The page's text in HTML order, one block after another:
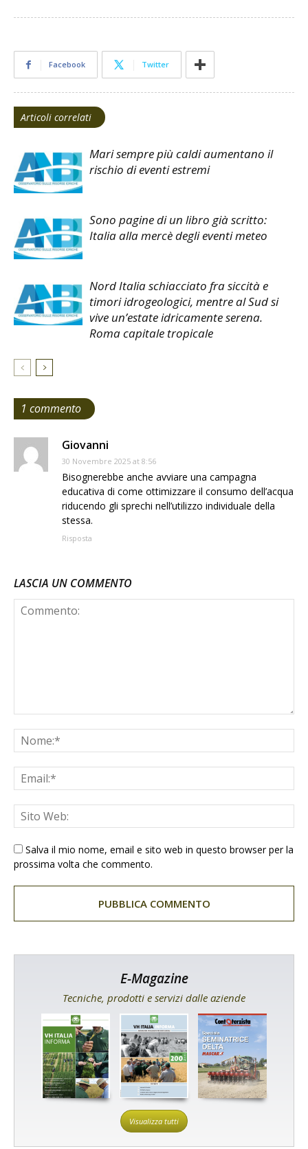
Facebook Twitter
Articoli correlati
Mari sempre più caldi aumentano il
rischio di eventi estremi
Sono pagine di un libro già scritto:
Italia alla mercè degli eventi meteo
Nord Italia schiacciato fra siccità e
timori idrogeologici, mentre al Sud si
vive un’estate idricamente serena.
Roma capitale tropicale
1 commento
Giovanni
30 Novembre 2025 at 8:56
Bisognerebbe anche avviare una campagna
educativa di come ottimizzare il consumo dell’acqua
riducendo gli sprechi nell’utilizzo individuale della
stessa.
Risposta
LASCIA UN COMMENTO
Salva il mio nome, email e sito web in questo browser per la
prossima volta che commento.
E-Magazine
Tecniche, prodotti e servizi dalle aziende
Visualizza tutti